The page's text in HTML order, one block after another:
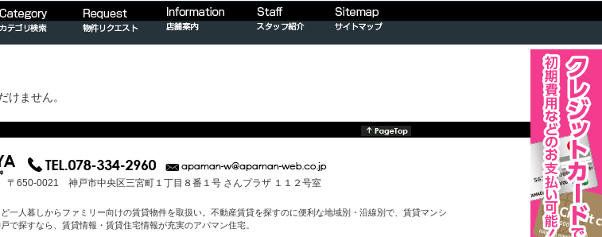
けません。
650-0021 神戸市中央区三宮町１丁目８番１号 さんプラザ １１２号室
一人暮しからファミリー向けの賃貸物件を取扱い。不動産賃貸を探すのに便利な地域別・沿線別で、賃貸マンシ
で探すなら、賃貸情報・賃貸住宅情報が充実のアパマン住宅。